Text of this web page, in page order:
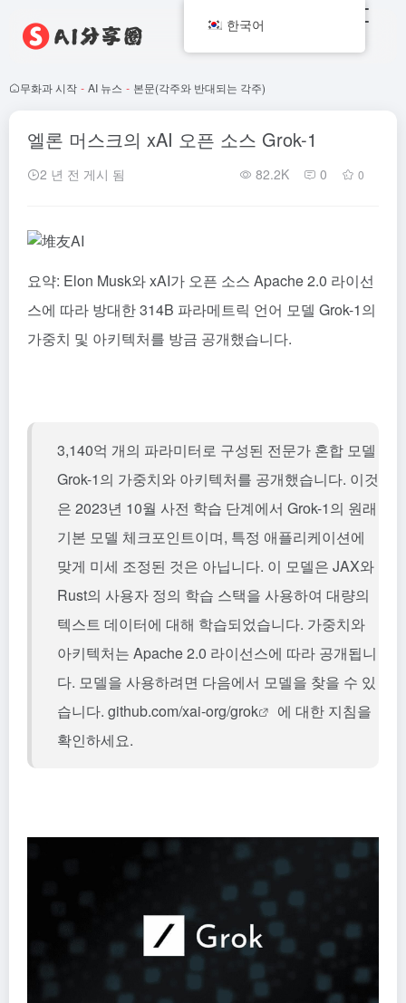
무화과 시작 - AI 뉴스 - 본문(각주와 반대되는 각주)
엘론 머스크의 xAI 오픈 소스 Grok-1
2 년 전 게시 됨 82.2K 0 0
요약: Elon Musk와 xAI가 오픈 소스 Apache 2.0 라이선
스에 따라 방대한 314B 파라메트릭 언어 모델 Grok-1의
가중치 및 아키텍처를 방금 공개했습니다.
3,140억 개의 파라미터로 구성된 전문가 혼합 모델
Grok-1의 가중치와 아키텍처를 공개했습니다. 이것
은 2023년 10월 사전 학습 단계에서 Grok-1의 원래
기본 모델 체크포인트이며, 특정 애플리케이션에
맞게 미세 조정된 것은 아닙니다. 이 모델은 JAX와
Rust의 사용자 정의 학습 스택을 사용하여 대량의
텍스트 데이터에 대해 학습되었습니다. 가중치와
아키텍처는 Apache 2.0 라이선스에 따라 공개됩니
다. 모델을 사용하려면 다음에서 모델을 찾을 수 있
습니다. github.com/xai-org/grok
에 대한 지침을
확인하세요.
한국어